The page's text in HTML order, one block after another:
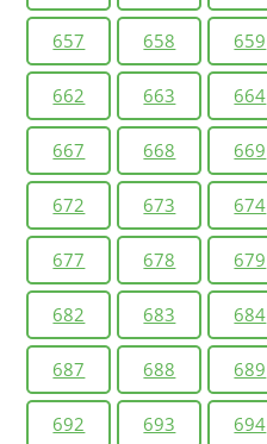
657 658 659
662 663 664
667 668 669
672 673 674
677 678 679
682 683 684
687 688 689
692 693 694